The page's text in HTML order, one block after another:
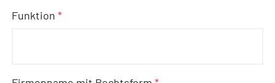
Funktion*